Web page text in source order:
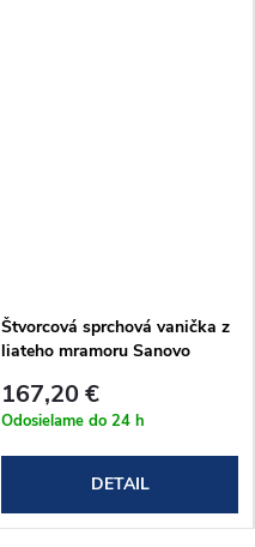
Štvorcová sprchová vanička z
liateho mramoru Sanovo
167,20 €
Odosielame do 24 h
DETAIL